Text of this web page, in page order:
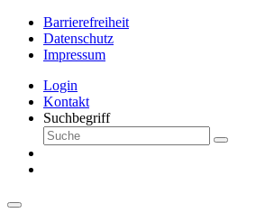
Barrierefreiheit
Datenschutz
Impressum
Login
Kontakt
Suchbegriff